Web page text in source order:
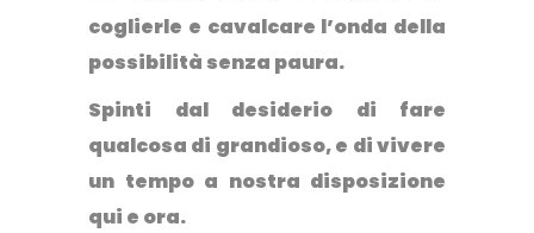
coglierle e cavalcare l’onda della
possibilità senza paura.
Spinti dal desiderio di fare
qualcosa di grandioso, e di vivere
un tempo a nostra disposizione
qui e ora.